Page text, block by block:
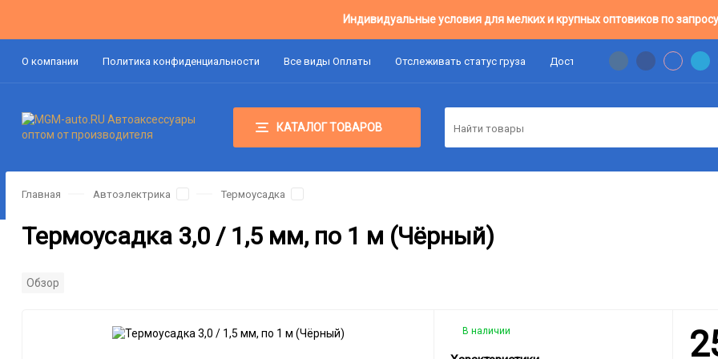
Индивидуальные условия для мелких и крупных оптовиков по
О компании Политика конфиденциальности Все виды Оплаты Отслеживать статус груза Доставка Цены Оптовикам
КАТАЛОГ ТОВАРОВ
Главная Автоэлектрика Термоусадка
Термоусадка 3,0 / 1,5 мм, по 1 м (Чёрный)
Обзор
В наличии